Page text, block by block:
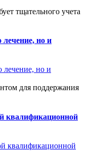
тщательного учета
лечение, но и
для поддержания
квалификационной